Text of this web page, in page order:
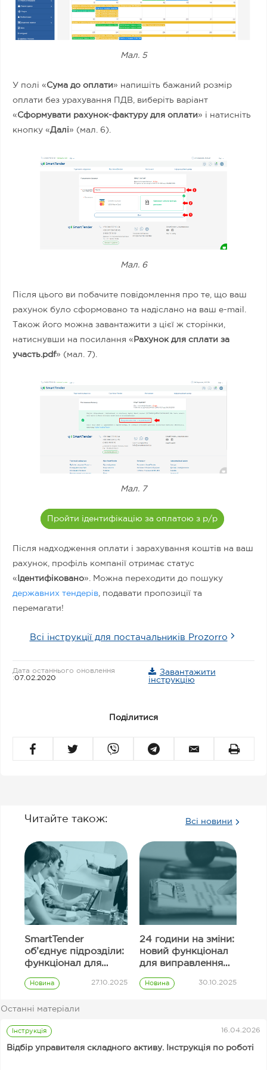
Мал. 5
У полі «Сума до оплати» напишіть бажаний розмір
оплати без урахування ПДВ, виберіть варіант
«Сформувати рахунок-фактуру для оплати» і натисніть
кнопку «Далі» (мал. 6).
Мал. 6
Після цього ви побачите повідомлення про те, що ваш
рахунок було сформовано та надіслано на ваш e-mail.
Також його можна завантажити з цієї ж сторінки,
натиснувши на посилання « Рахунок для сплати за
участь.pdf» (мал. 7).
Мал. 7
Пройти ідентифікацію за оплатою з р/р
Після надходження оплати і зарахування коштів на ваш
рахунок, профіль компанії отримає статус
« Ідентифіковано». Можна переходити до пошуку
державних тендерів , подавати пропозиції та
перемагати!
Всі інструкції для постачальників Prozorro
Дата останнього оновлення
:07.02.2020
Завантажити
інструкцію
Поділитися
Останні матеріали
Інструкція 16.04.2026
Відбір управителя складного активу. Інструкція по роботі
Читайте також: Всі новини
SmartTender
об’єднує підрозділи:
функціонал для
узгодження
закупівель
Новина
закупівлі
27.10.2025
24 години на зміни:
новий функціонал
для виправлення
інформації в полях
тендерної
Новина 30.10.2025